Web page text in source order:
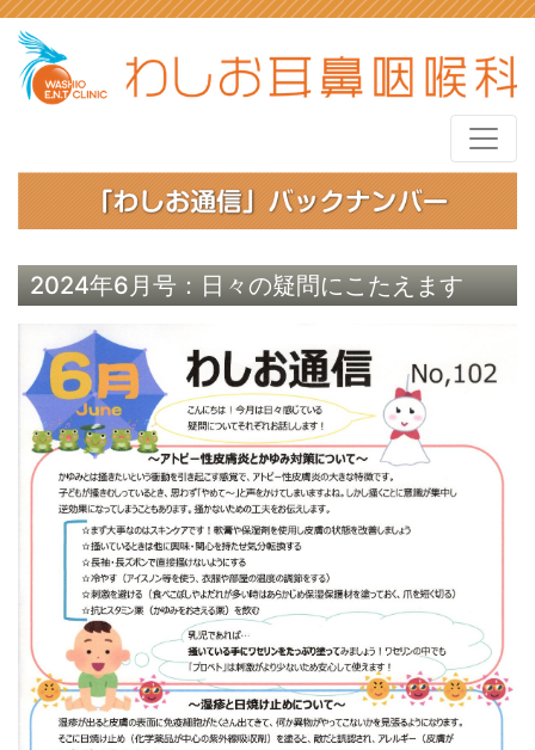
2024年6月号：日々の疑問にこたえます